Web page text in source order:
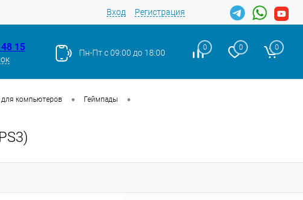
Вход Регистрация
15 Пн-Пт с 09:00 до 18:00
0 0 0
для компьютеров • Геймпады •